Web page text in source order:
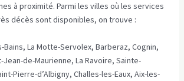
à proximité. Parmi les villes où les services
décès sont disponibles, on trouve :
Bains, La Motte-Servolex, Barberaz, Cognin,
de-Maurienne, La Ravoire, Sainte-
Pierre-d’Albigny, Challes-les-Eaux, Aix-les-